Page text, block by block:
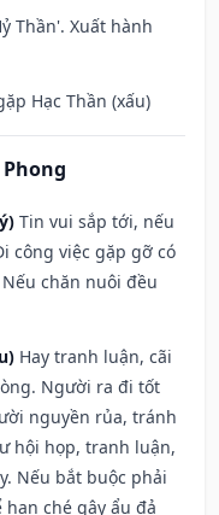
Thần'. Xuất hành
Hạc Thần (xấu)
Tin vui sắp tới, nếu
công việc gặp gỡ có
chăn nuôi đều
Hay tranh luận, cãi
Người ra đi tốt
nguyền rủa, tránh
hội họp, tranh luận,
Nếu bắt buộc phải
ché gây ẩu đả